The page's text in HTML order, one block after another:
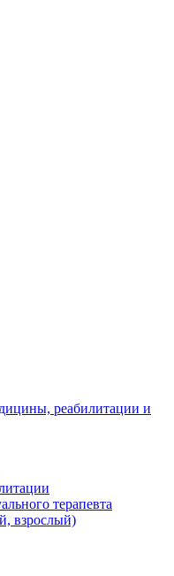
реабилитации и
терапевта
взрослый)